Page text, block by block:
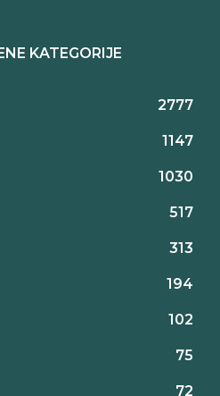
KATEGORIJE
2777
1147
1030
517
313
194
102
75
72